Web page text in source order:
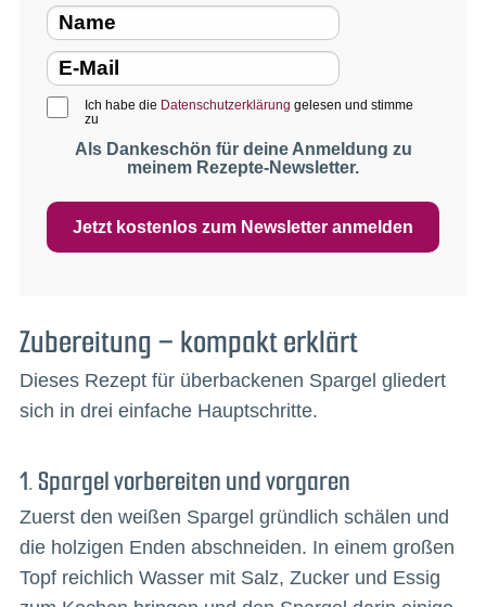
Ich habe die Datenschutzerklärung gelesen und stimme
zu
Als Dankeschön für deine Anmeldung zu
meinem Rezepte-Newsletter.
Jetzt kostenlos zum Newsletter anmelden
Zubereitung – kompakt erklärt
Dieses Rezept für überbackenen Spargel gliedert
sich in drei einfache Hauptschritte.
1. Spargel vorbereiten und vorgaren
Zuerst den weißen Spargel gründlich schälen und
die holzigen Enden abschneiden. In einem großen
Topf reichlich Wasser mit Salz, Zucker und Essig